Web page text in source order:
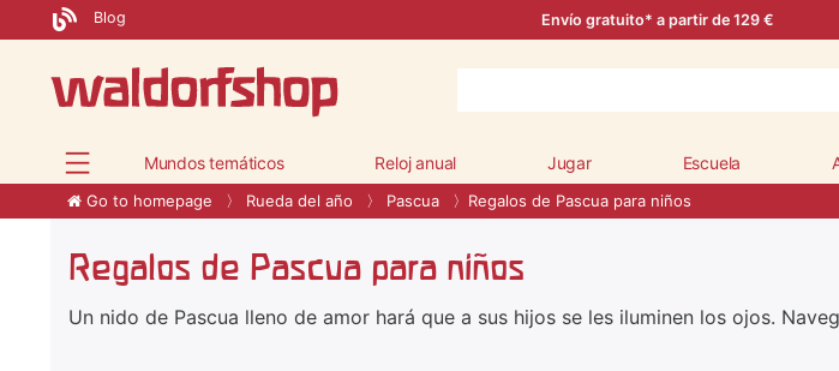
Blog Envío gratuito* a partir de 129 €
Mundos temáticos Reloj anual Jugar Escuela
Go to homepage Rueda del año Pascua Regalos de Pascua para niños
Regalos de Pascua para niños
Un nido de Pascua lleno de amor hará que a sus hijos se les iluminen los ojos.